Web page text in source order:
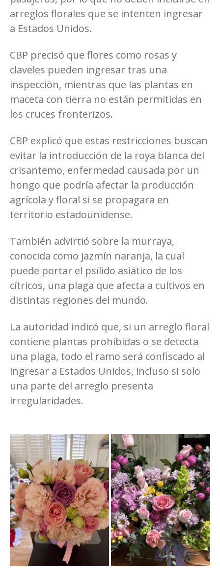
arreglos florales que se intenten ingresar
a Estados Unidos.
CBP precisó que flores como rosas y
claveles pueden ingresar tras una
inspección, mientras que las plantas en
maceta con tierra no están permitidas en
los cruces fronterizos.
CBP explicó que estas restricciones buscan
evitar la introducción de la roya blanca del
crisantemo, enfermedad causada por un
hongo que podría afectar la producción
agrícola y floral si se propagara en
territorio estadounidense.
También advirtió sobre la murraya,
conocida como jazmín naranja, la cual
puede portar el psílido asiático de los
cítricos, una plaga que afecta a cultivos en
distintas regiones del mundo.
La autoridad indicó que, si un arreglo floral
contiene plantas prohibidas o se detecta
una plaga, todo el ramo será confiscado al
ingresar a Estados Unidos, incluso si solo
una parte del arreglo presenta
irregularidades.